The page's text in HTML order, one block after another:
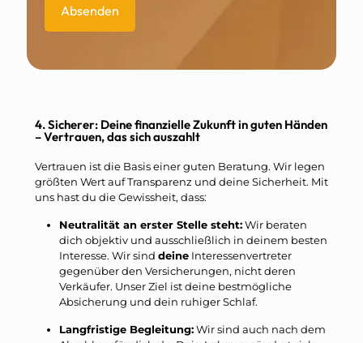
4. Sicherer: Deine finanzielle Zukunft in guten Händen
– Vertrauen, das sich auszahlt
Vertrauen ist die Basis einer guten Beratung. Wir legen
größten Wert auf Transparenz und deine Sicherheit. Mit
uns hast du die Gewissheit, dass:
Neutralität an erster Stelle steht:Wir beraten
dich objektiv und ausschließlich in deinem besten
Interesse. Wir sind deine Interessenvertreter
gegenüber den Versicherungen, nicht deren
Verkäufer. Unser Ziel ist deine bestmögliche
Absicherung und dein ruhiger Schlaf.
Langfristige Begleitung:Wir sind auch nach dem